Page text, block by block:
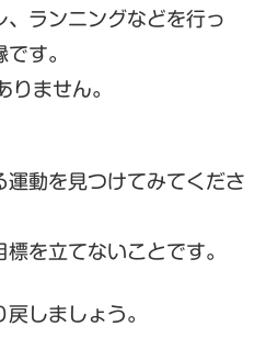
、ランニングなどを行っ
す。
りません。
動を見つけてみてくださ
を立てないことです。
しましょう。